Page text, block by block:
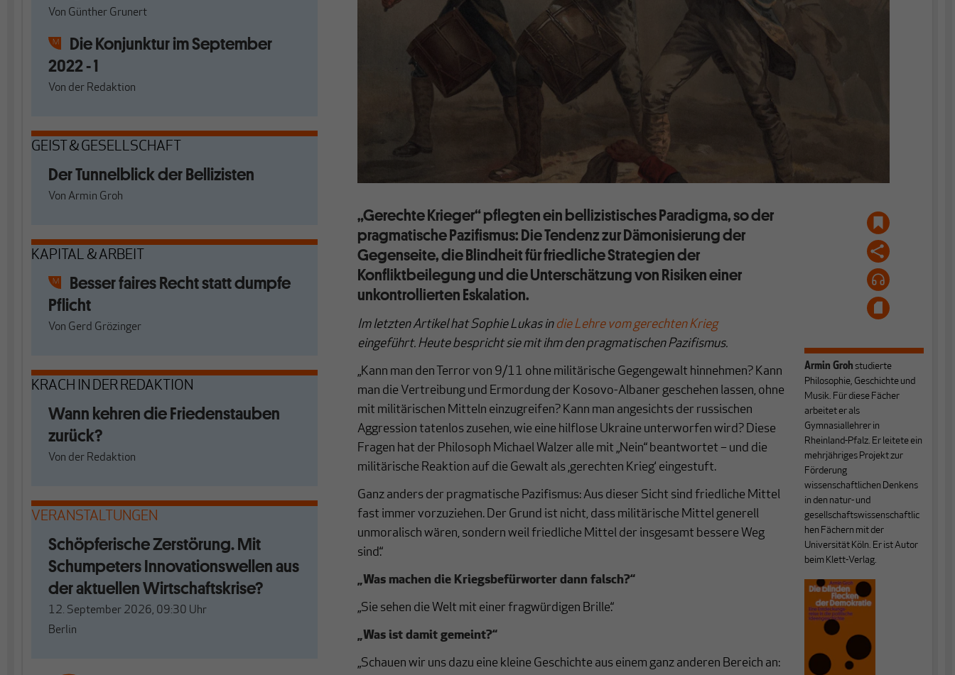
Von Günther Grunert
Die Konjunktur im September
2022 - 1
Von der Redaktion
GEIST & GESELLSCHAFT
Der Tunnelblick der Bellizisten
Von Armin Groh
KAPITAL & ARBEIT
Besser faires Recht statt dumpfe
Pflicht
Von Gerd Grözinger
KRACH IN DER REDAKTION
Wann kehren die Friedenstauben
zurück?
Von der Redaktion
VERANSTALTUNGEN
Schöpferische Zerstörung. Mit
Schumpeters Innovationswellen aus
der aktuellen Wirtschaftskrise?
12. September 2026, 09:30 Uhr
Berlin
„Gerechte Krieger“ pflegten ein bellizistisches Paradigma, so der
pragmatische Pazifismus: Die Tendenz zur Dämonisierung der
Gegenseite, die Blindheit für friedliche Strategien der
Konfliktbeilegung und die Unterschätzung von Risiken einer
unkontrollierten Eskalation.
Im letzten Artikel hat Sophie Lukas in die Lehre vom gerechten Krieg
eingeführt.Heute bespricht sie mit ihm den pragmatischen Pazifismus.
„Kann man den Terror von 9/11 ohne militärische Gegengewalt hinnehmen? Kann
man die Vertreibung und Ermordung der Kosovo-Albaner geschehen lassen, ohne
mit militärischen Mitteln einzugreifen? Kann man angesichts der russischen
Aggression tatenlos zusehen, wie eine hilflose Ukraine unterworfen wird? Diese
Fragen hat der Philosoph Michael Walzer alle mit „Nein“ beantwortet – und die
militärische Reaktion auf die Gewalt als ‚gerechten Krieg‘ eingestuft.
Ganz anders der pragmatische Pazifismus: Aus dieser Sicht sind friedliche Mittel
fast immer vorzuziehen. Der Grund ist nicht, dass militärische Mittel generell
unmoralisch wären, sondern weil friedliche Mittel der insgesamt bessere Weg
sind.“
„Was machen die Kriegsbefürworter dann falsch?“
„Sie sehen die Welt mit einer fragwürdigen Brille.“
„Was ist damit gemeint?“
„Schauen wir uns dazu eine kleine Geschichte aus einem ganz anderen Bereich an:
Armin Groh studierte
Philosophie, Geschichte und
Musik. Für diese Fächer
arbeitet er als
Gymnasiallehrer in
Rheinland-Pfalz. Er leitete ein
mehrjähriges Projekt zur
Förderung
wissenschaftlichen Denkens
in den natur- und
gesellschaftswissenschaftlic
hen Fächern mit der
Universität Köln. Er ist Autor
beim Klett-Verlag.